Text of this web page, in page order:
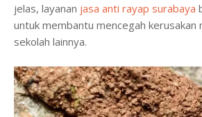
jelas, layanan jasa anti rayap surabaya
untuk membantu mencegah kerusakan
sekolah lainnya.